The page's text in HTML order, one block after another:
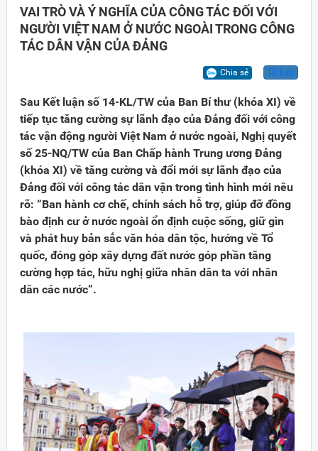
VAI TRÒ VÀ Ý NGHĨA CỦA CÔNG TÁC ĐỐI VỚI
NGƯỜI VIỆT NAM Ở NƯỚC NGOÀI TRONG CÔNG
TÁC DÂN VẬN CỦA ĐẢNG
Chia sẻ Lưu
Sau Kết luận số 14-KL/TW của Ban Bí thư (khóa XI) về
tiếp tục tăng cường sự lãnh đạo của Đảng đối với công
tác vận động người Việt Nam ở nước ngoài, Nghị quyết
số 25-NQ/TW của Ban Chấp hành Trung ương Đảng
(khóa XI) về tăng cường và đổi mới sự lãnh đạo của
Đảng đối với công tác dân vận trong tình hình mới nêu
rõ: “Ban hành cơ chế, chính sách hỗ trợ, giúp đỡ đồng
bào định cư ở nước ngoài ổn định cuộc sống, giữ gìn
và phát huy bản sắc văn hóa dân tộc, hướng về Tổ
quốc, đóng góp xây dựng đất nước góp phần tăng
cường hợp tác, hữu nghị giữa nhân dân ta với nhân
dân các nước”.